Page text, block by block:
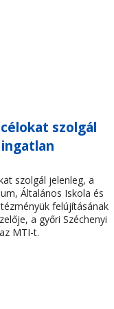
szolgál
szolgál jelenleg, a
Általános Iskola és
felújításának
a győri Széchenyi
MTI-t.